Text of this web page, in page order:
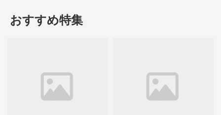
おすすめ特集